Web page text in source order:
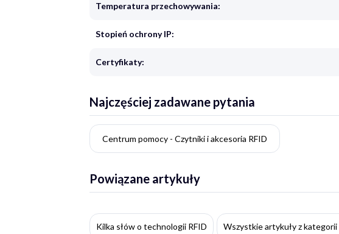
Temperatura przechowywania:
Stopień ochrony IP:
Certyfikaty:
Najczęściej zadawane pytania
Centrum pomocy - Czytniki i akcesoria RFID
Powiązane artykuły
Kilka słów o technologii RFID Wszystkie artykuły z kategorii